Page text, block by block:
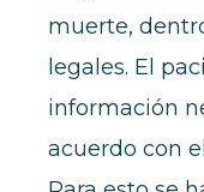
muerte,
legales. El
información
acuerdo con